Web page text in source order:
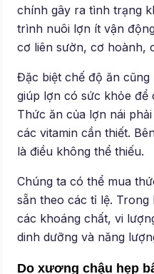
chính gây ra tình trạng
trình nuôi lợn ít vận
cơ liên sườn, cơ hoành,
Đặc biệt chế độ ăn
giúp lợn có sức khỏe để
Thức ăn của lợn nái
các vitamin cần thiết.
là điều không thể thiếu.
Chúng ta có thể mua
sẵn theo các tỉ lệ.
các khoáng chất, vi
dinh dưỡng và năng
Do xương chậu hẹp